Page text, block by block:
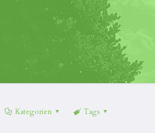
Kategorien Tags